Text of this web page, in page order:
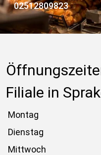
02512809823
Filiale in
Montag
Dienstag
Mittwoch